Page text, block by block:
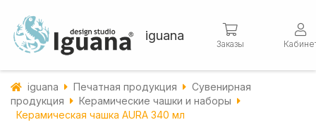
iguana
Заказы
iguana Печатная продукция
Сувенирная
продукция
Керамические чашки и наборы
Керамическая чашка AURA 340 мл